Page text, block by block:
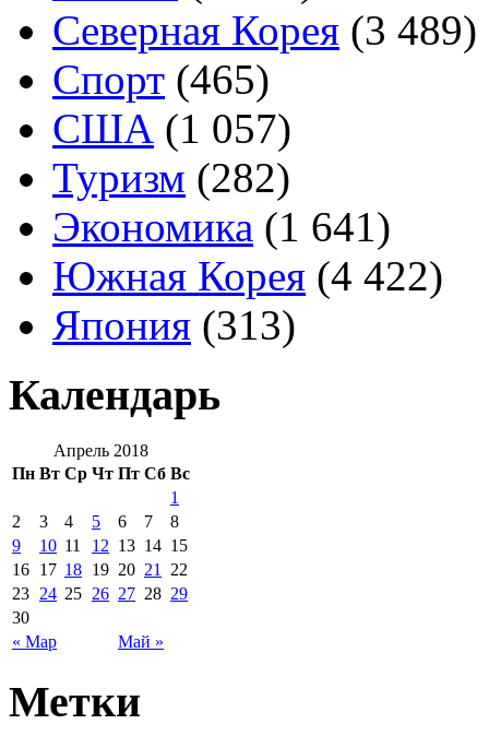
Северная Корея (3 489)
Спорт (465)
США (1 057)
Туризм (282)
Экономика (1 641)
Южная Корея (4 422)
Япония (313)
Календарь
Апрель 2018
Пн Вт Ср Чт Пт Сб Вс
« Мар Май »
1
2
3 4 5 6 7
8
9
10 11 12 13 14 15
16 17 18 19 20 21
22
23 24 25 26 27 28 29
30
Метки